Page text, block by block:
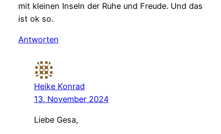
mit kleinen Inseln der Ruhe und Freude. Und das
ist ok so.
Antworten
Heike Konrad
13. November 2024
Liebe Gesa,